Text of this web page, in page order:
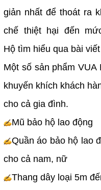
giản nhất để thoát ra
chế thiệt hại đến
Hộ tìm hiểu qua bài
Một số sản phẩm
khuyến khích khách
cho cả gia đình.
Mũ bảo hộ lao động
Quần áo bảo hộ lao
cho cả nam, nữ
Thang dây loại 5m